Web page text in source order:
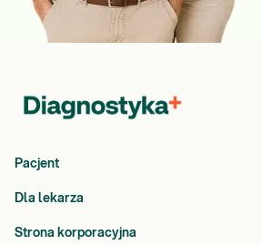
Pacjent
Dla lekarza
Strona korporacyjna